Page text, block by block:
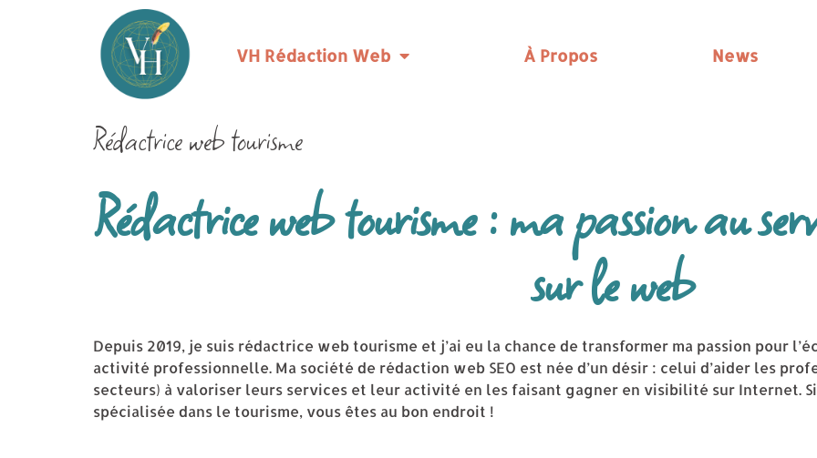
VH Rédaction Web À Propos News
Rédactrice web tourisme
Rédactrice web tourisme : ma passion au
sur le web
Depuis 2019, je suis rédactrice web tourisme et j’ai eu la chance de transformer ma passion pour
activité professionnelle. Ma société de rédaction web SEO est née d’un désir : celui d’aider les
secteurs) à valoriser leurs services et leur activité en les faisant gagner en visibilité sur Internet.
spécialisée dans le tourisme, vous êtes au bon endroit !